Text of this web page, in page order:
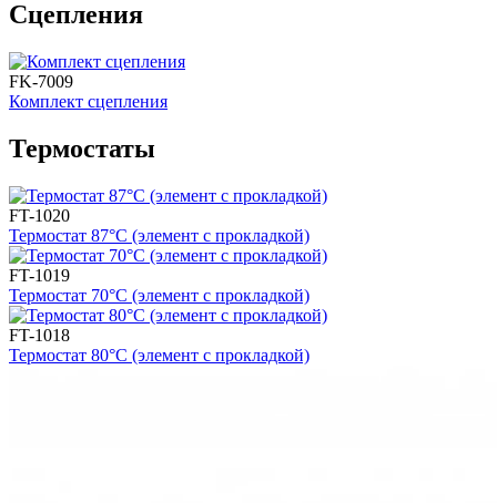
Сцепления
FK-7009
Комплект сцепления
Термостаты
FT-1020
Термостат 87°С (элемент с прокладкой)
FT-1019
Термостат 70°С (элемент с прокладкой)
FT-1018
Термостат 80°С (элемент с прокладкой)